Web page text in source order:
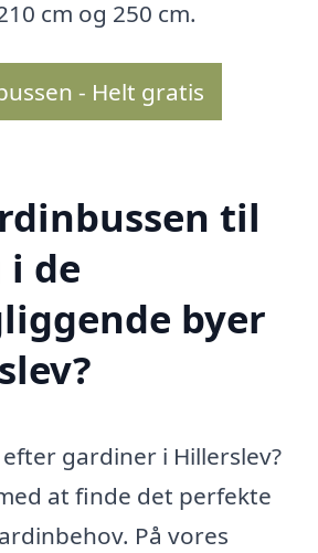
cm og 250 cm.
- Helt gratis
til
i de
byer
gardiner i Hillerslev?
at finde det perfekte
På vores